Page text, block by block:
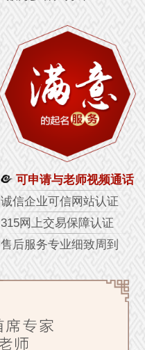
可申请与老师视频通话
诚信企业可信网站认证
315网上交易保障认证
售后服务专业细致周到